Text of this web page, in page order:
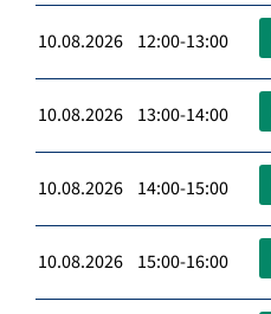
10.08.2026 12:00-13:00
10.08.2026 13:00-14:00
10.08.2026 14:00-15:00
10.08.2026 15:00-16:00